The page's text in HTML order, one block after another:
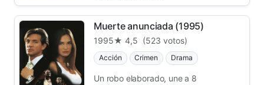
Muerte anunciada (1995)
1995★ 4,5 (523 votos)
Acción Crimen Drama
Un robo elaborado, une a 8